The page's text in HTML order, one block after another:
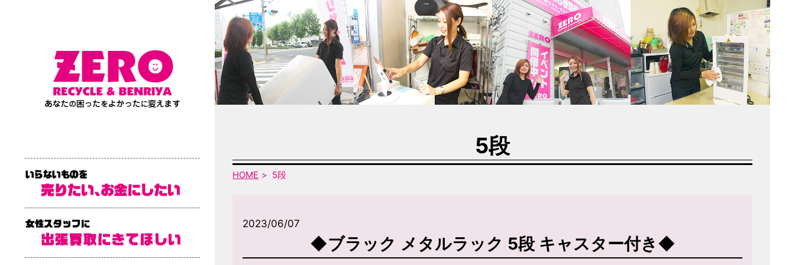
5段
HOME 5段
2023/06/07
◆ブラック メタルラック 5段 キャスター付き◆